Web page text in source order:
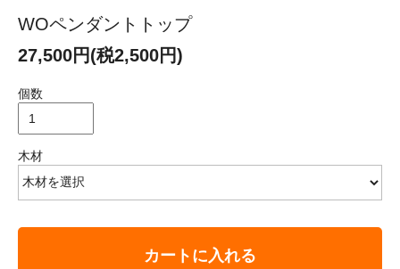
WOペンダントトップ
27,500円(税2,500円)
個数
木材
カートに入れる